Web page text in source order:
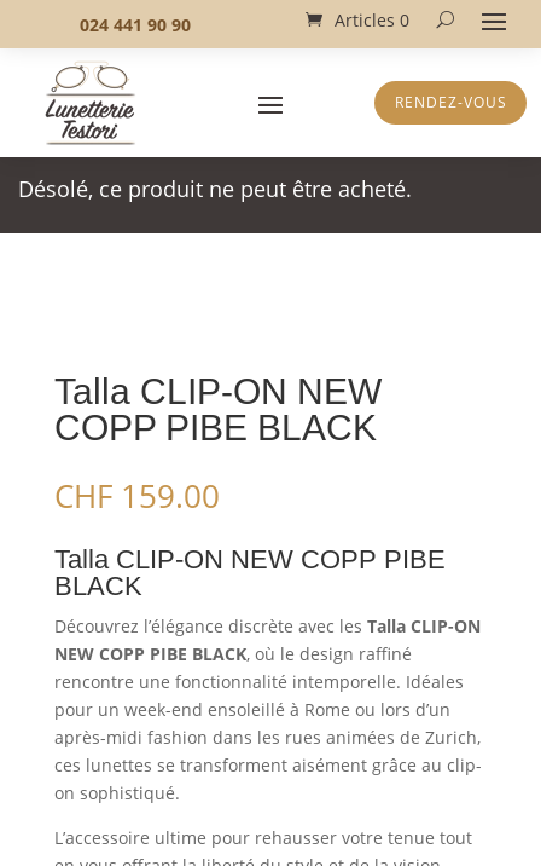
024 441 90 90 Articles 0
RENDEZ-VOUS
Désolé, ce produit ne peut être acheté.
Talla CLIP-ON NEW
COPP PIBE BLACK
CHF159.00
Talla CLIP-ON NEW COPP PIBE
BLACK
Découvrez l’élégance discrète avec les Talla CLIP-ON
NEW COPP PIBE BLACK, où le design raffiné
rencontre une fonctionnalité intemporelle. Idéales
pour un week-end ensoleillé à Rome ou lors d’un
après-midi fashion dans les rues animées de Zurich,
ces lunettes se transforment aisément grâce au clip-
on sophistiqué.
L’accessoire ultime pour rehausser votre tenue tout